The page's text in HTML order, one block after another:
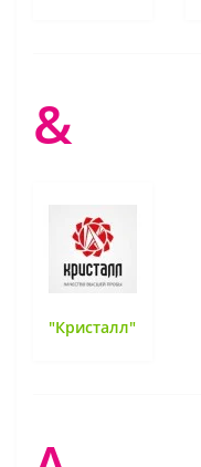
&
"Кристалл"